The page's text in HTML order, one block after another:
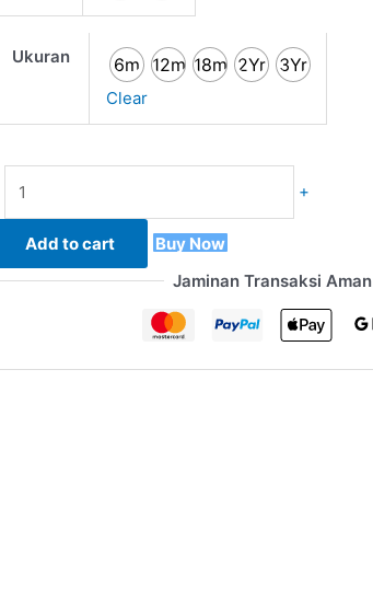
Ukuran 6m 12m 18m 2Yr 3Yr
Clear
+
Add to cart
Buy Now
Jaminan Transaksi Aman